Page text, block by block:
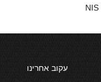
עקוב אחרינו